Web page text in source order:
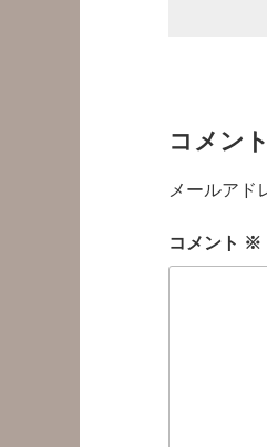
コメン
メールアド
コメント ※